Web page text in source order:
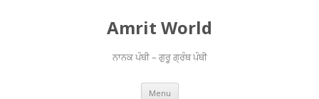
Amrit World
ਨਾਨਕ ਪੰਥੀ – ਗੁਰੂ ਗ੍ਰੰਥ ਪੰਥੀ
Menu Skip